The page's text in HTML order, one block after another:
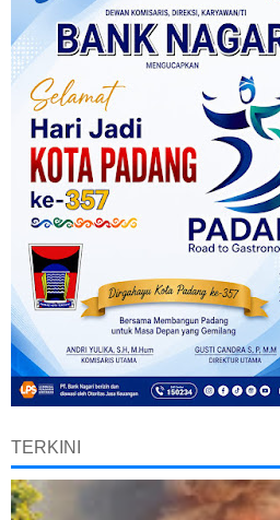
TERKINI